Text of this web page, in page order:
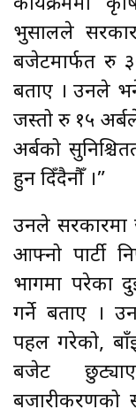
कार्यक्रममा
भुसालले
बजेटमार्फत रु
बताए । उनले
जस्तो रु १५
अर्बको
हुन दिँदैनौँ ।”
उनले सरकारमा
आफ्नो पार्टी
भागमा परेका
गर्ने बताए ।
पहल गरेको,
बजेट
बजारीकरणको